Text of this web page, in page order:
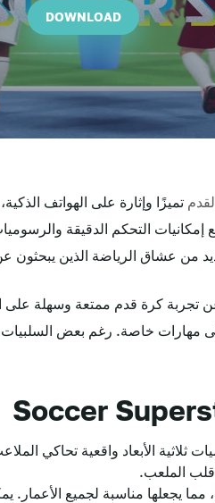
DOWNLOAD
تميزًا وإثارة على الهواتف
إمكانيات التحكم الدقيقة
من عشاق الرياضة الذين يبحثون
تجربة كرة قدم ممتعة وسهلة على
مهارات خاصة. رغم بعض السلبيات
ثلاثية الأبعاد واقعية تحاكي
قلب الملعب.
يجعلها مناسبة لجميع